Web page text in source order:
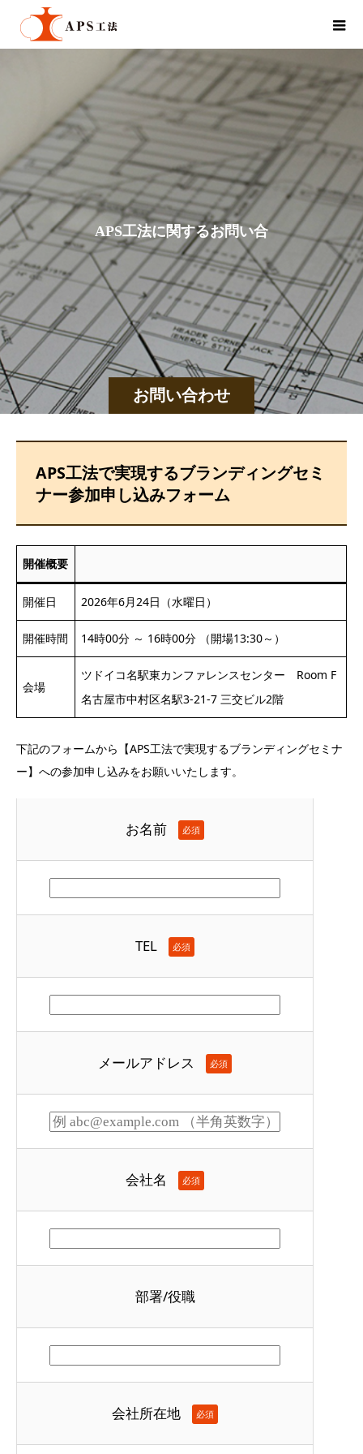
お問い合わせ
APS工法に関するお問い合わせ
APS工法で実現するブランディングセミ
ナー参加申し込みフォーム
開催概要
開催日 2026年6月24日（水曜日）
開催時間 14時00分 ～ 16時00分 （開場13:30～）
会場
ツドイコ名駅東カンファレンスセンター Room F
名古屋市中村区名駅3-21-7 三交ビル2階
下記のフォームから【APS工法で実現するブランディングセミナ
ー】への参加申し込みをお願いいたします。
お名前 必須
TEL 必須
メールアドレス 必須
会社名 必須
部署/役職
会社所在地 必須